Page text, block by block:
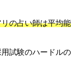
の占い師は平均
試験のハードル